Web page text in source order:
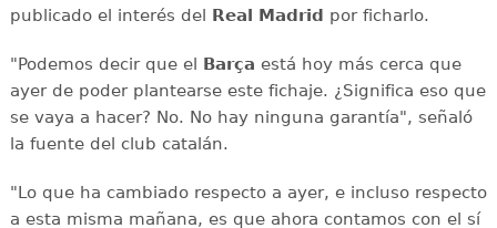
publicado el interés del Real Madrid por ficharlo.
"Podemos decir que el Barça está hoy más cerca que
ayer de poder plantearse este fichaje. ¿Significa eso que
se vaya a hacer? No. No hay ninguna garantía", señaló
la fuente del club catalán.
"Lo que ha cambiado respecto a ayer, e incluso respecto
a esta misma mañana, es que ahora contamos con el sí